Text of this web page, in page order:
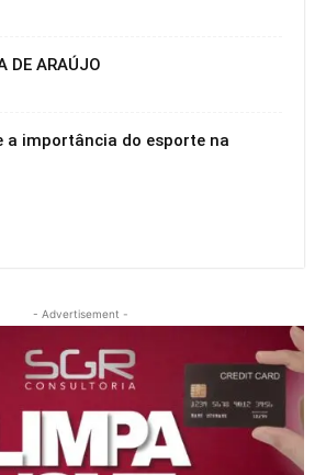
DE ARAÚJO
a importância do esporte na
- Advertisement -